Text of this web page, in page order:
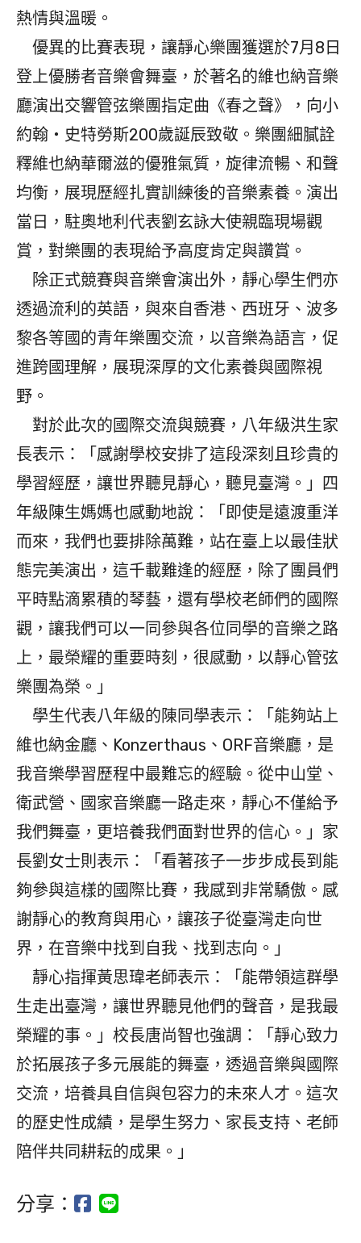
熱情與溫暖。
優異的比賽表現，讓靜心樂團獲選於7月8日
登上優勝者音樂會舞臺，於著名的維也納音樂
廳演出交響管弦樂團指定曲《春之聲》，向小
約翰・史特勞斯200歲誕辰致敬。樂團細膩詮
釋維也納華爾滋的優雅氣質，旋律流暢、和聲
均衡，展現歷經扎實訓練後的音樂素養。演出
當日，駐奧地利代表劉玄詠大使親臨現場觀
賞，對樂團的表現給予高度肯定與讚賞。
除正式競賽與音樂會演出外，靜心學生們亦
透過流利的英語，與來自香港、西班牙、波多
黎各等國的青年樂團交流，以音樂為語言，促
進跨國理解，展現深厚的文化素養與國際視
野。
對於此次的國際交流與競賽，八年級洪生家
長表示：「感謝學校安排了這段深刻且珍貴的
學習經歷，讓世界聽見靜心，聽見臺灣。」四
年級陳生媽媽也感動地說：「即使是遠渡重洋
而來，我們也要排除萬難，站在臺上以最佳狀
態完美演出，這千載難逢的經歷，除了團員們
平時點滴累積的琴藝，還有學校老師們的國際
觀，讓我們可以一同參與各位同學的音樂之路
上，最榮耀的重要時刻，很感動，以靜心管弦
樂團為榮。」
學生代表八年級的陳同學表示：「能夠站上
維也納金廳、Konzerthaus、ORF音樂廳，是
我音樂學習歷程中最難忘的經驗。從中山堂、
衛武營、國家音樂廳一路走來，靜心不僅給予
我們舞臺，更培養我們面對世界的信心。」家
長劉女士則表示：「看著孩子一步步成長到能
夠參與這樣的國際比賽，我感到非常驕傲。感
謝靜心的教育與用心，讓孩子從臺灣走向世
界，在音樂中找到自我、找到志向。」
靜心指揮黃思瑋老師表示：「能帶領這群學
生走出臺灣，讓世界聽見他們的聲音，是我最
榮耀的事。」校長唐尚智也強調：「靜心致力
於拓展孩子多元展能的舞臺，透過音樂與國際
交流，培養具自信與包容力的未來人才。這次
的歷史性成績，是學生努力、家長支持、老師
陪伴共同耕耘的成果。」
分享：